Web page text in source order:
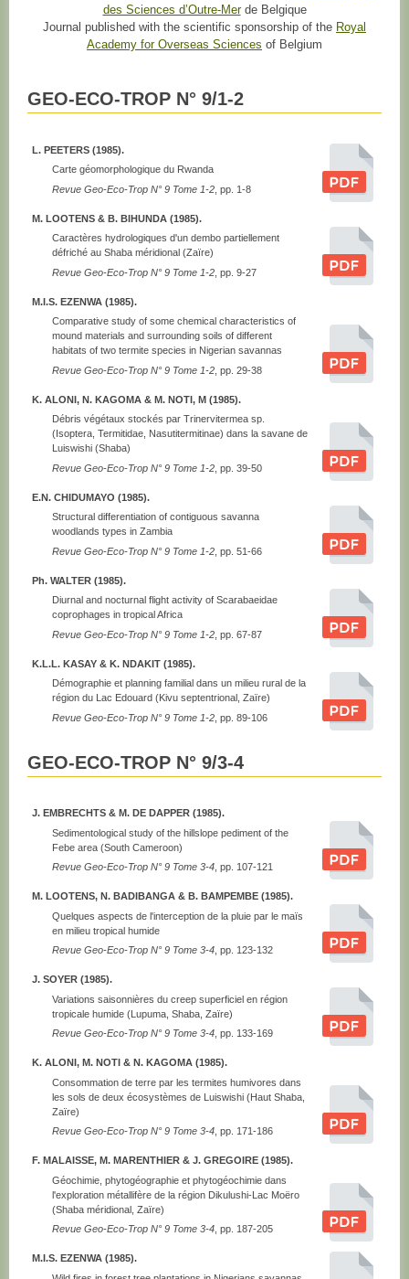
des Sciences d’Outre-Merde Belgique
Journal published with the scientific sponsorship of the Royal
Academy for Overseas Sciences of Belgium
GEO-ECO-TROP N° 9/1-2
L. PEETERS (1985).
Carte géomorphologique du Rwanda
Revue Geo-Eco-Trop N° 9 Tome 1-2 , pp. 1-8
M. LOOTENS & B. BIHUNDA (1985).
Caractères hydrologiques d'un dembo partiellement
défriché au Shaba méridional (Zaïre)
Revue Geo-Eco-Trop N° 9 Tome 1-2 , pp. 9-27
M.I.S. EZENWA (1985).
Comparative study of some chemical characteristics of
mound materials and surrounding soils of different
habitats of two termite species in Nigerian savannas
Revue Geo-Eco-Trop N° 9 Tome 1-2 , pp. 29-38
K. ALONI, N. KAGOMA & M. NOTI, M (1985).
Débris végétaux stockés par Trinervitermea sp.
(Isoptera, Termitidae, Nasutitermitinae) dans la savane de
Luiswishi (Shaba)
Revue Geo-Eco-Trop N° 9 Tome 1-2 , pp. 39-50
E.N. CHIDUMAYO (1985).
Structural differentiation of contiguous savanna
woodlands types in Zambia
Revue Geo-Eco-Trop N° 9 Tome 1-2 , pp. 51-66
Ph. WALTER (1985).
Diurnal and nocturnal flight activity of Scarabaeidae
coprophages in tropical Africa
Revue Geo-Eco-Trop N° 9 Tome 1-2 , pp. 67-87
K.L.L. KASAY & K. NDAKIT (1985).
Démographie et planning familial dans un milieu rural de la
région du Lac Edouard (Kivu septentrional, Zaïre)
Revue Geo-Eco-Trop N° 9 Tome 1-2 , pp. 89-106
GEO-ECO-TROP N° 9/3-4
J. EMBRECHTS & M. DE DAPPER (1985).
Sedimentological study of the hillslope pediment of the
Febe area (South Cameroon)
Revue Geo-Eco-Trop N° 9 Tome 3-4 , pp. 107-121
M. LOOTENS, N. BADIBANGA & B. BAMPEMBE (1985).
Quelques aspects de l'interception de la pluie par le maïs
en milieu tropical humide
Revue Geo-Eco-Trop N° 9 Tome 3-4 , pp. 123-132
J. SOYER (1985).
Variations saisonnières du creep superficiel en région
tropicale humide (Lupuma, Shaba, Zaïre)
Revue Geo-Eco-Trop N° 9 Tome 3-4 , pp. 133-169
K. ALONI, M. NOTI & N. KAGOMA (1985).
Consommation de terre par les termites humivores dans
les sols de deux écosystèmes de Luiswishi (Haut Shaba,
Zaïre)
Revue Geo-Eco-Trop N° 9 Tome 3-4 , pp. 171-186
F. MALAISSE, M. MARENTHIER & J. GREGOIRE (1985).
Géochimie, phytogéographie et phytogéochimie dans
l'exploration métallifère de la région Dikulushi-Lac Moëro
(Shaba méridional, Zaïre)
Revue Geo-Eco-Trop N° 9 Tome 3-4 , pp. 187-205
M.I.S. EZENWA (1985).